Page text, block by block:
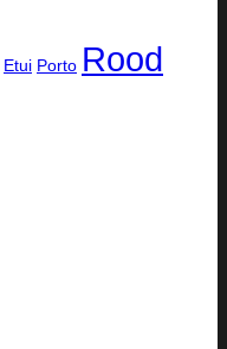
Etui Porto Rood